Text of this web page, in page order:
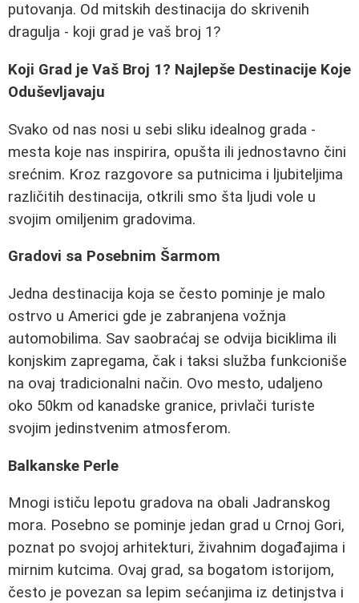
putovanja. Od mitskih destinacija do skrivenih
dragulja - koji grad je vaš broj 1?
Koji Grad je Vaš Broj 1? Najlepše Destinacije Koje
Oduševljavaju
Svako od nas nosi u sebi sliku idealnog grada -
mesta koje nas inspirira, opušta ili jednostavno čini
srećnim. Kroz razgovore sa putnicima i ljubiteljima
različitih destinacija, otkrili smo šta ljudi vole u
svojim omiljenim gradovima.
Gradovi sa Posebnim Šarmom
Jedna destinacija koja se često pominje je malo
ostrvo u Americi gde je zabranjena vožnja
automobilima. Sav saobraćaj se odvija biciklima ili
konjskim zapregama, čak i taksi služba funkcioniše
na ovaj tradicionalni način. Ovo mesto, udaljeno
oko 50km od kanadske granice, privlači turiste
svojim jedinstvenim atmosferom.
Balkanske Perle
Mnogi ističu lepotu gradova na obali Jadranskog
mora. Posebno se pominje jedan grad u Crnoj Gori,
poznat po svojoj arhitekturi, živahnim događajima i
mirnim kutcima. Ovaj grad, sa bogatom istorijom,
često je povezan sa lepim sećanjima iz detinjstva i